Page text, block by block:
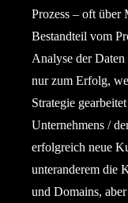
Prozess – oft über
Bestandteil vom
Analyse der
nur zum Erfolg,
Strategie
Unternehmens /
erfolgreich neue
unteranderem die
und Domains,